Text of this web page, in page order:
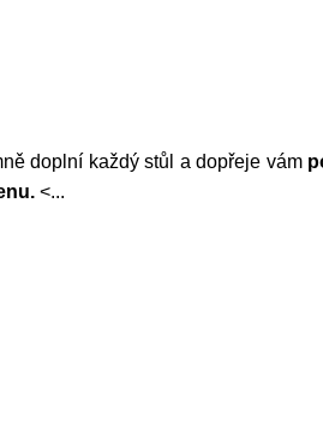
doplní každý stůl a dopřeje vám
. <...